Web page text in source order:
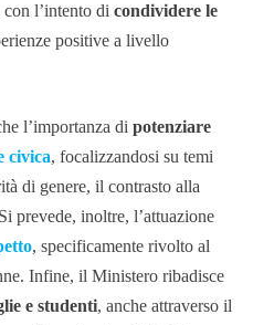
l’intento di condividere le
positive a livello
l’importanza di potenziare
civica, focalizzandosi su temi
di genere, il contrasto alla
prevede, inoltre, l’attuazione
, specificamente rivolto al
Infine, il Ministero ribadisce
e studenti, anche attraverso il